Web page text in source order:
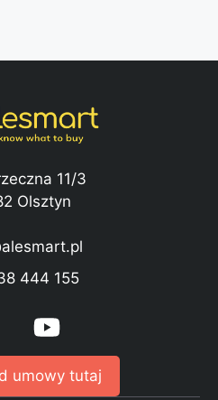
11/3
Olsztyn
444 155
umowy tutaj